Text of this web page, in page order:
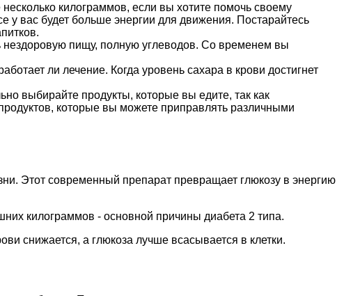
килограммов, если вы хотите помочь своему
у вас будет больше энергии для движения. Постарайтесь
нездоровую пищу, полную углеводов. Со временем вы
ли лечение. Когда уровень сахара в крови достигнет
выбирайте продукты, которые вы едите, так как
которые вы можете приправлять различными
Этот современный препарат превращает глюкозу в энергию
килограммов - основной причины диабета 2 типа.
снижается, а глюкоза лучше всасывается в клетки.